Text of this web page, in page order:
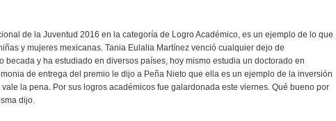
de la Juventud 2016 en la categoría de Logro Académico, es un ejemplo de lo que
y mujeres mexicanas. Tania Eulalia Martínez venció cualquier dejo de
becada y ha estudiado en diversos países, hoy mismo estudia un doctorado en
de entrega del premio le dijo a Peña Nieto que ella es un ejemplo de la inversión
la pena. Por sus logros académicos fue galardonada este viernes. Qué bueno por
dijo.